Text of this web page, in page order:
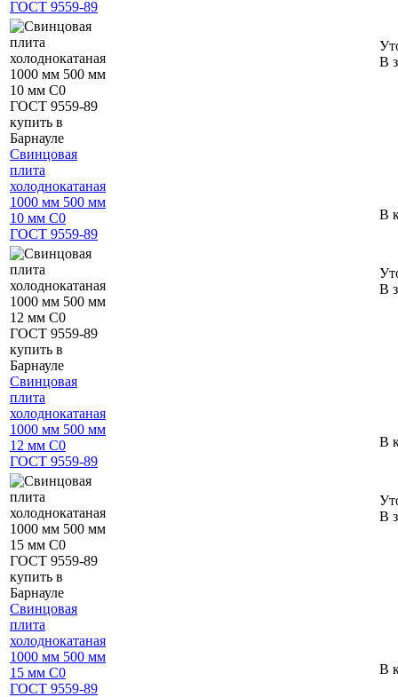
ГОСТ 9559-89
Свинцовая
плита
холоднокатаная
1000 мм 500 мм
10 мм С0
ГОСТ 9559-89
В
В
Свинцовая
плита
холоднокатаная
1000 мм 500 мм
12 мм С0
ГОСТ 9559-89
В
В
Свинцовая
плита
холоднокатаная
1000 мм 500 мм
15 мм С0
ГОСТ 9559-89
В
В